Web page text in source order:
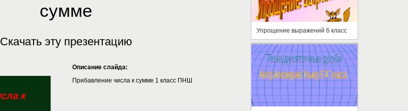
сумме
Скачать эту презентацию
Описание слайда:
Прибавление числа к сумме 1 класс ПНШ
Упрощение выражений 6 класс